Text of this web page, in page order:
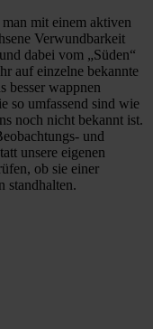
mit einem aktiven
Verwundbarkeit
dabei vom „Süden“
auf einzelne bekannte
besser wappnen
so umfassend sind wie
noch nicht bekannt ist.
und
unsere eigenen
ob sie einer
standhalten.